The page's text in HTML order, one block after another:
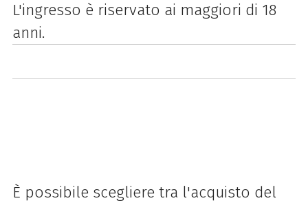
L'ingresso è riservato ai maggiori di 18
anni.
È possibile scegliere tra l'acquisto del